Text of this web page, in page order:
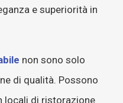
e superiorità in
non sono solo
di qualità. Possono
locali di ristorazione